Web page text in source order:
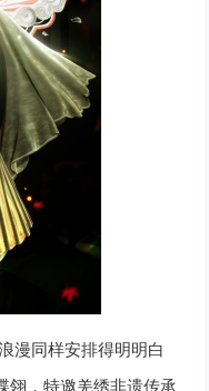
漫同样安排得明明白
翎，特邀羌绣非遗传承